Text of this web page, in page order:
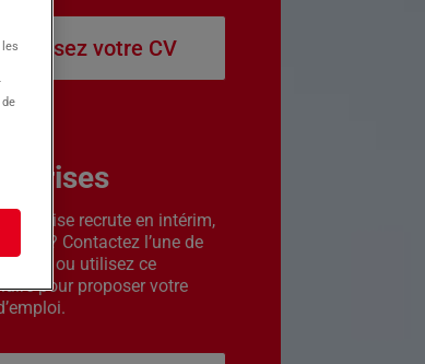
Déposez votre CV
entreprise recrute en intérim,
CDI ? Contactez l’une de
ou utilisez ce
pour proposer votre